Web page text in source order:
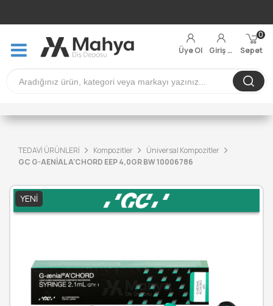
Üye Ol Giriş Yap Sepet
0
TEDAVİ ÜRÜNLERİ Kompozitler
Üniversal Kompozitler
GC G-AENİAL A'CHORD EEP 4,0GR BW 10006786
YENI